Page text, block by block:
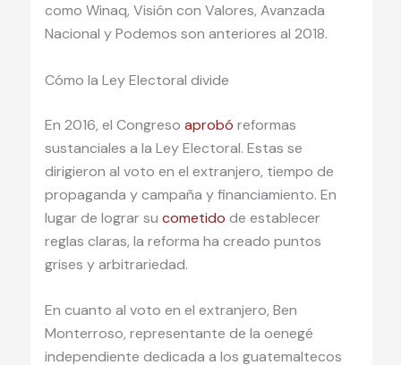
como Winaq, Visión con Valores, Avanzada
Nacional y Podemos son anteriores al 2018.
Cómo la Ley Electoral divide
En 2016, el Congreso aprobó reformas
sustanciales a la Ley Electoral. Estas se
dirigieron al voto en el extranjero, tiempo de
propaganda y campaña y financiamiento. En
lugar de lograr su cometido de establecer
reglas claras, la reforma ha creado puntos
grises y arbitrariedad.
En cuanto al voto en el extranjero, Ben
Monterroso, representante de la oenegé
independiente dedicada a los guatemaltecos